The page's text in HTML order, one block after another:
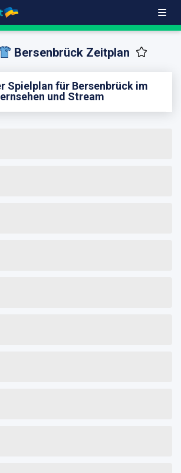
Bersenbrück Zeitplan
Spielplan für Bersenbrück im
und Stream